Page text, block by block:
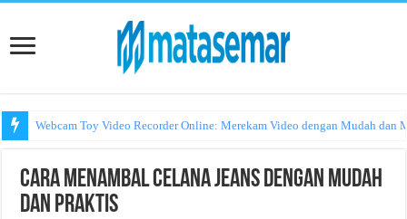
Webcam Toy Video Recorder Online: Merekam Video dengan Mudah dan
Cara Menambal Celana Jeans dengan Mudah
dan Praktis